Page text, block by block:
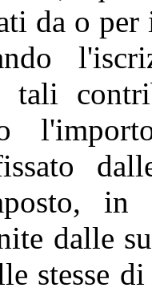
da o
tali
dalle
stesse